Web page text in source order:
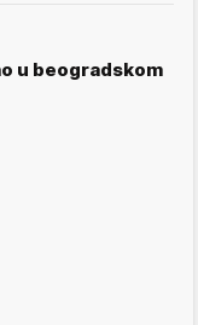
u beogradskom